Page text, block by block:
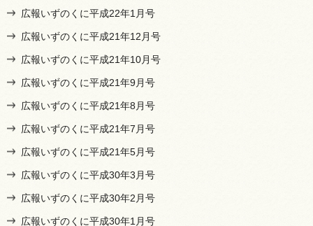
広報いずのくに平成22年1月号
広報いずのくに平成21年12月号
広報いずのくに平成21年10月号
広報いずのくに平成21年9月号
広報いずのくに平成21年8月号
広報いずのくに平成21年7月号
広報いずのくに平成21年5月号
広報いずのくに平成30年3月号
広報いずのくに平成30年2月号
広報いずのくに平成30年1月号